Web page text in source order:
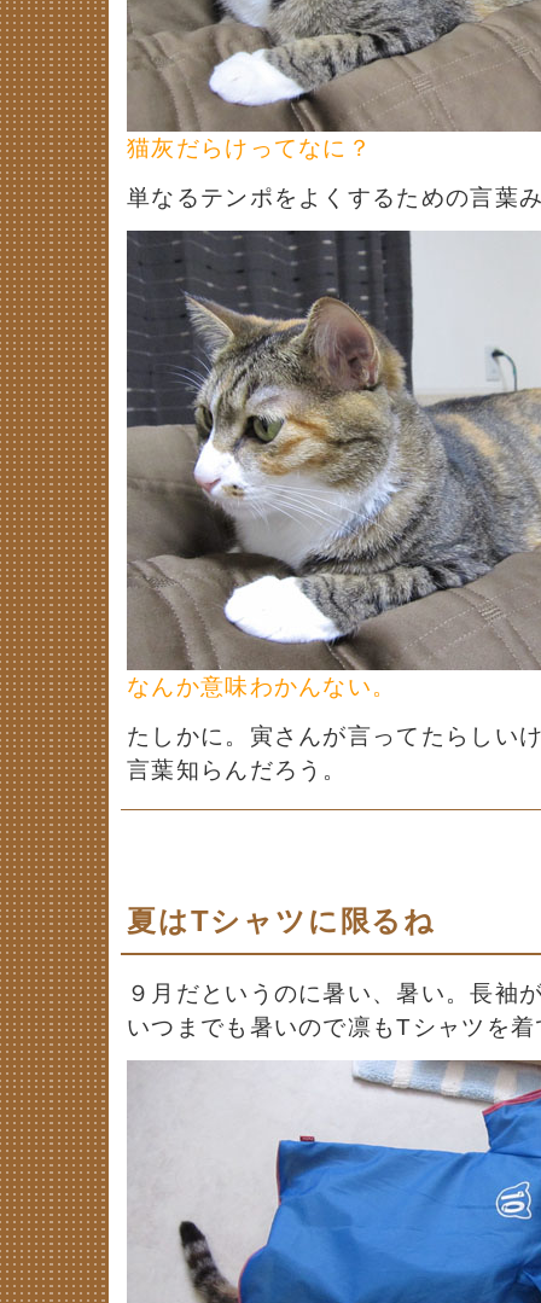
猫灰だらけってなに？
単なるテンポをよくするための言葉
なんか意味わかんない。
たしかに。寅さんが言ってたらしい
言葉知らんだろう。
夏はTシャツに限るね
９月だというのに暑い、暑い。長袖
いつまでも暑いので凛もTシャツを着